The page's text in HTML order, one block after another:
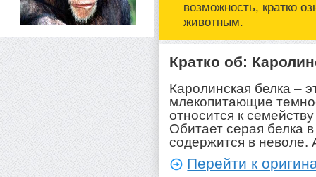
возможность, кратко
животным.
Кратко об:
Каролинская белка –
млекопитающие
относится к
Обитает серая белка
содержится в
Перейти к